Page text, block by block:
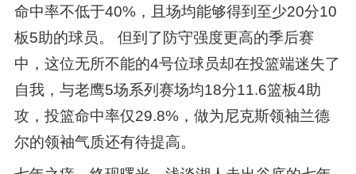
命中率不低于40%，且场均能够得到至少20分10
板5助的球员。 但到了防守强度更高的季后赛
中，这位无所不能的4号位球员却在投篮端迷失了
自我，与老鹰5场系列赛场均18分11.6篮板4助
攻，投篮命中率仅29.8%，做为尼克斯领袖兰德
尔的领袖气质还有待提高。